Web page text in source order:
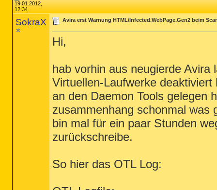
19.01.2012,
12:34
SokraX Avira erst Warnung HTML/Infected.WebPage.Gen2 beim
Hi,
hab vorhin aus neugierde
Virtuellen-Laufwerke
an den Daemon Tools gelegen
zusammenhang schonmal was
bin mal für ein paar Stunden
zurückschreibe.
So hier das OTL Log: